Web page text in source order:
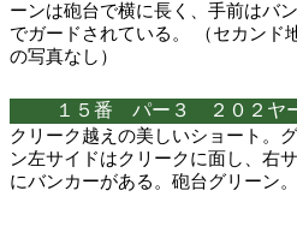
ーンは砲台で横に長く、手前はバ
でガードされている。 （セカンド
の写真なし）
１５番 パー３ ２０２ヤ
クリーク越えの美しいショート。
ン左サイドはクリークに面し、右
にバンカーがある。砲台グリーン。